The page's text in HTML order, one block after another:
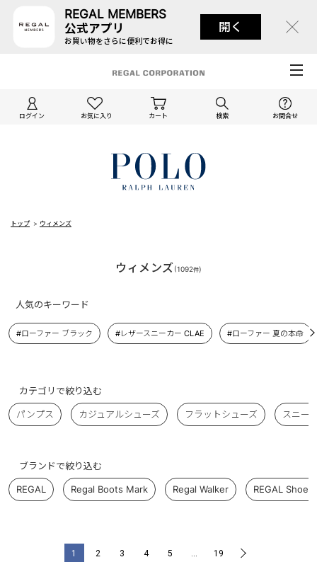
REGAL MEMBERS
公式アプリ
お買い物をさらに便利でお得に
開く
ログイン お気に入り カート 検索 お問合せ
トップ > ウィメンズ
ウィメンズ(1092件)
1 2 3 4 5 … 19 >
人気のキーワード
#ローファー ブラック #レザースニーカー CLAE #ローファー 夏の本命
カテゴリで絞り込む
パンプス カジュアルシューズ フラットシューズ スニー
ブランドで絞り込む
REGAL Regal Boots Mark Regal Walker REGAL Shoe